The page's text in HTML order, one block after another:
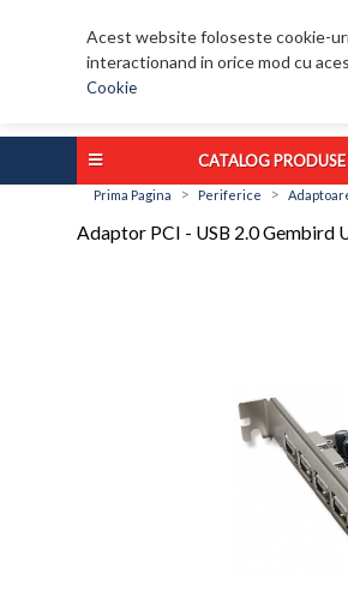
Acest website foloseste cookie-
interactionand in orice mod cu
Cookie
CATALOG PRODUSE
Prima Pagina > Periferice >
Adaptor PCI - USB 2.0 Gembird